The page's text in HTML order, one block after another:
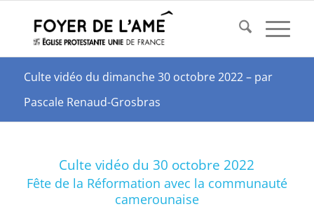
Culte vidéo du dimanche 30 octobre 2022 – par
Pascale Renaud-Grosbras
Culte vidéo du 30 octobre 2022
Fête de la Réformation avec la communauté
camerounaise